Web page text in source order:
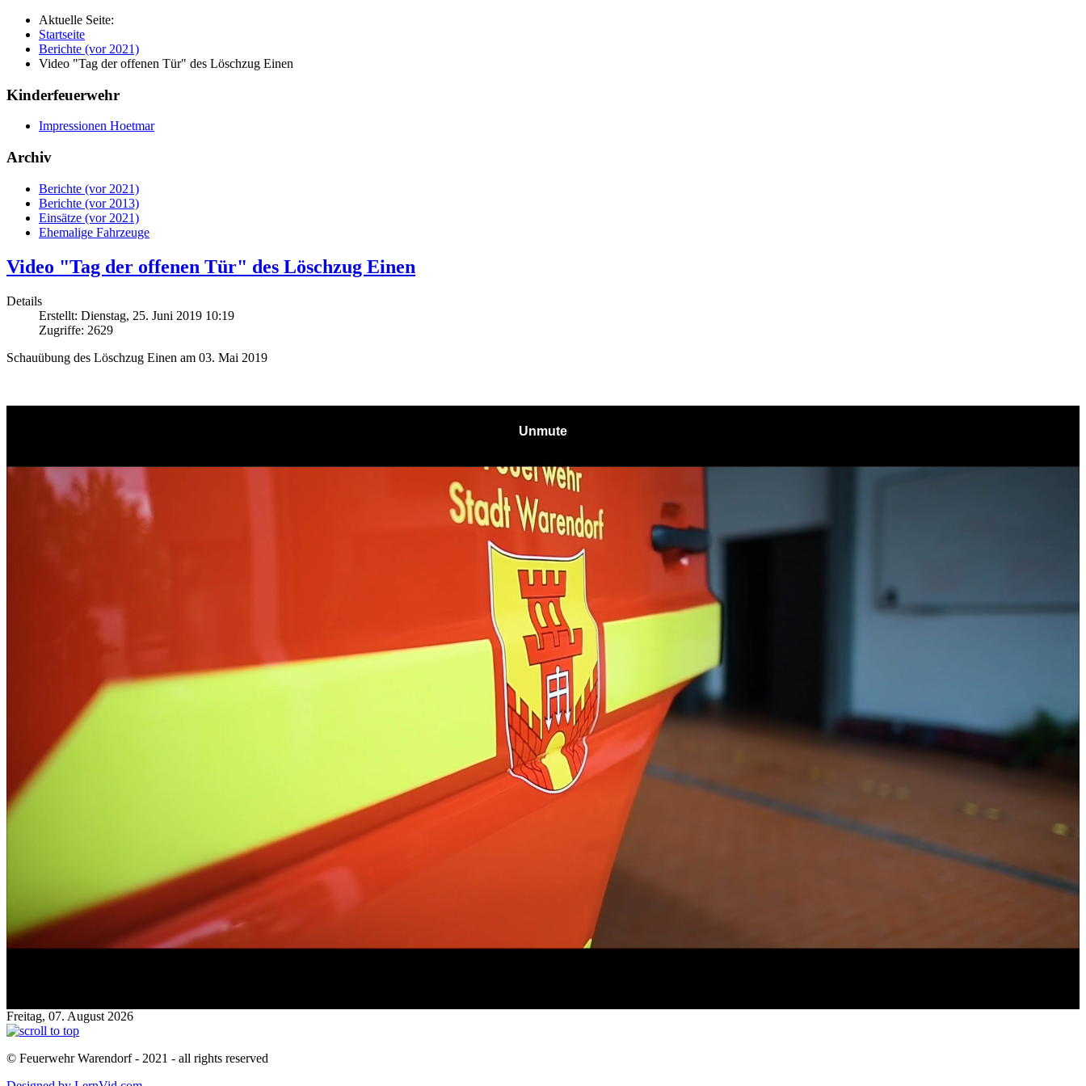
Aktuelle Seite:
Startseite
Berichte (vor 2021)
Video "Tag der offenen Tür" des Löschzug Einen
Kinderfeuerwehr
Impressionen Hoetmar
Archiv
Berichte (vor 2021)
Berichte (vor 2013)
Einsätze (vor 2021)
Ehemalige Fahrzeuge
Video "Tag der offenen Tür" des Löschzug Einen
Details
Erstellt: Dienstag, 25. Juni 2019 10:19
Zugriffe: 2629
Schauübung des Löschzug Einen am 03. Mai 2019
Freitag, 07. August 2026
© Feuerwehr Warendorf - 2021 - all rights reserved